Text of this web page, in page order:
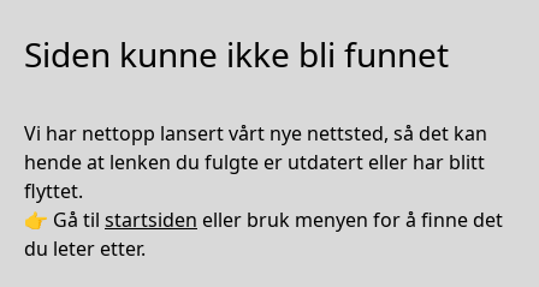
Siden kunne ikke bli funnet
Vi har nettopp lansert vårt nye nettsted, så det kan
hende at lenken du fulgte er utdatert eller har blitt
flyttet.
👉 Gå til startsiden eller bruk menyen for å finne det
du leter etter.